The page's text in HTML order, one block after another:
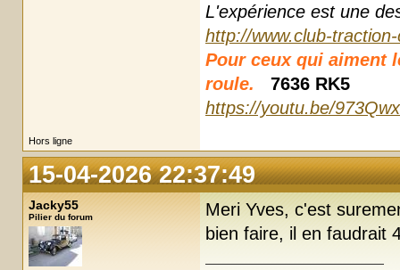
L'expérience est une
http://www.club-
Pour ceux qui aiment
roule.
7636 RK5
https://youtu.be/
Hors ligne
15-04-2026 22:37:49
Jacky55
Pilier du forum
Meri Yves, c'est
bien faire, il en faudrait